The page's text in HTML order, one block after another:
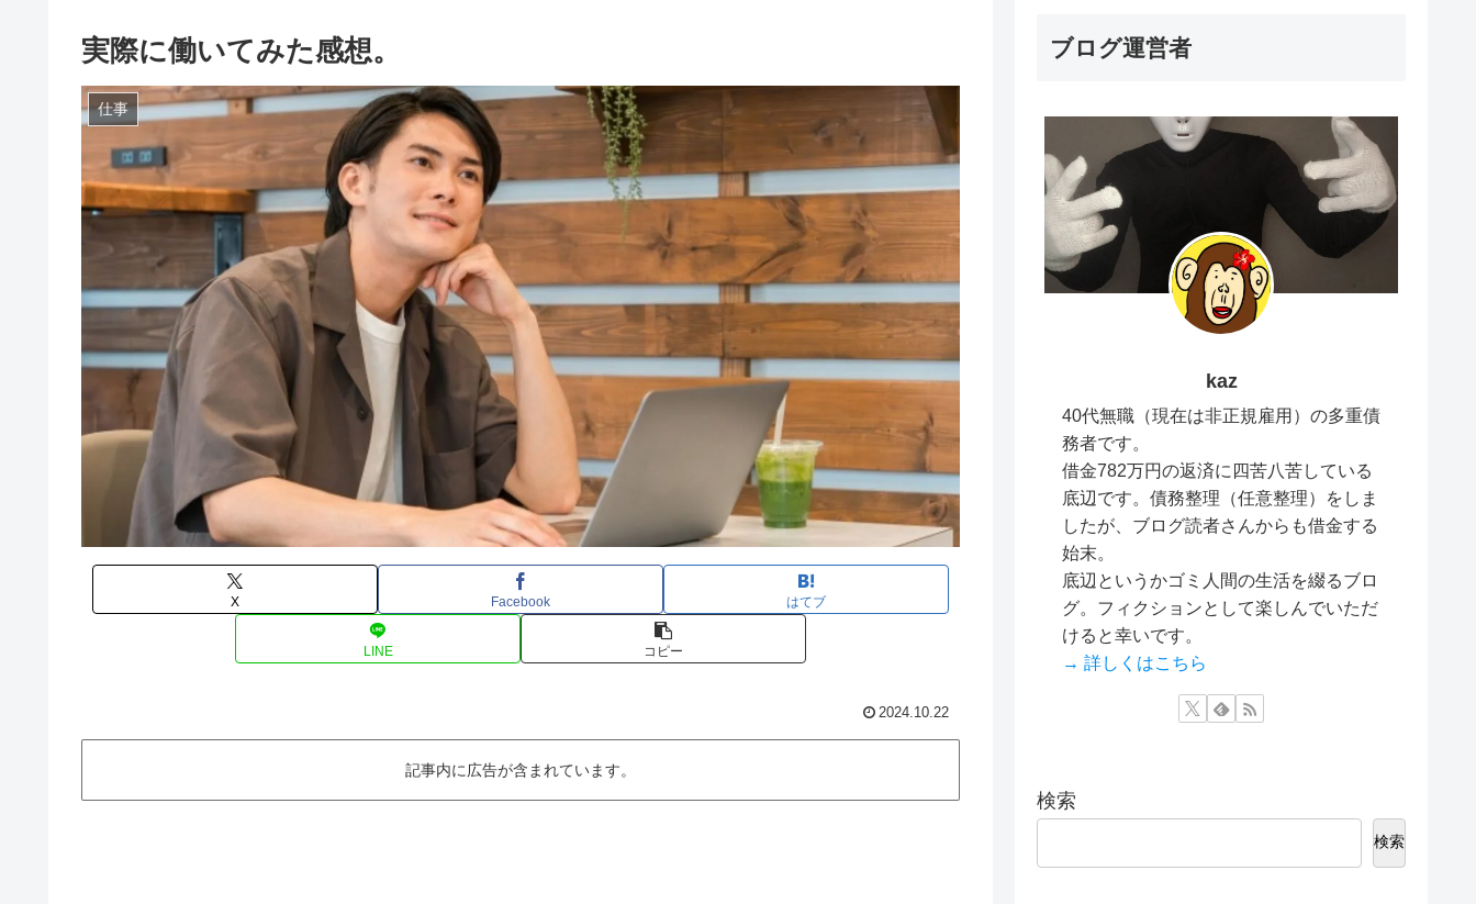
実際に働いてみた感想。
仕事
X Facebook はてブ
LINE コピー
2024.10.22
記事内に広告が含まれています。
ブログ運営者
kaz
40代無職（現在は非正規雇用）の多重債
務者です。
借金782万円の返済に四苦八苦している
底辺です。債務整理（任意整理）をしま
したが、ブログ読者さんからも借金する
始末。
底辺というかゴミ人間の生活を綴るブロ
グ。フィクションとして楽しんでいただ
けると幸いです。
→ 詳しくはこちら
検索
検索